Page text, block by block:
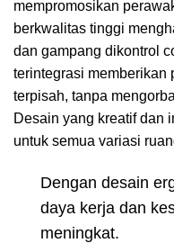
mempromosikan
berkwalitas tinggi
dan gampang dikontrol
terintegrasi memberikan
terpisah, tanpa
Desain yang kreatif dan
untuk semua variasi
Dengan desain
daya kerja dan
meningkat.